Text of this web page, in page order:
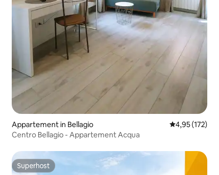
Appartement in Bellagio Gemiddelde
4,95 (172)
Centro Bellagio - Appartement Acqua
Superhost
Superhost